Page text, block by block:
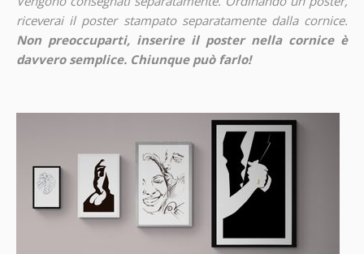
riceverai il poster stampato separatamente dalla cornice.
Non preoccuparti, inserire il poster nella cornice è
davvero semplice. Chiunque può farlo!